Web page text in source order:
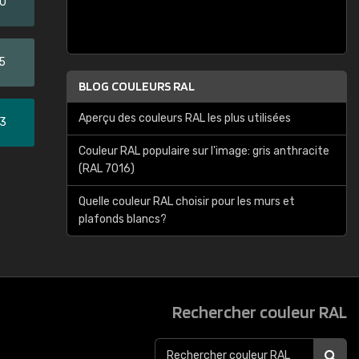
BLOG COULEURS RAL
Aperçu des couleurs RAL les plus utilisées
Couleur RAL populaire sur l'image: gris anthracite
(RAL 7016)
Quelle couleur RAL choisir pour les murs et
plafonds blancs?
Rechercher couleur RAL